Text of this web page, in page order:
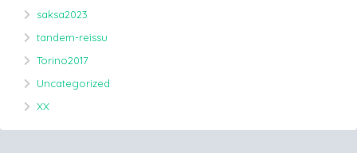
saksa2023
tandem-reissu
Torino2017
Uncategorized
XX